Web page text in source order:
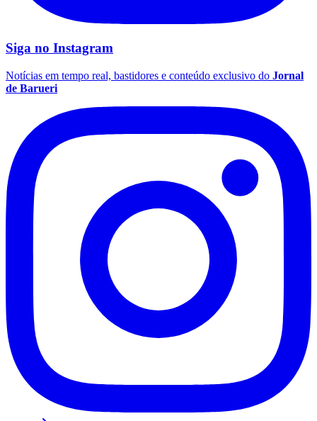
São Paulo
Siga no Instagram
Notícias em tempo real, bastidores e conteúdo exclusivo do Jornal
de Barueri